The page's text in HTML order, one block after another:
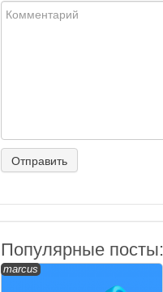
Популярные посты:
marcus